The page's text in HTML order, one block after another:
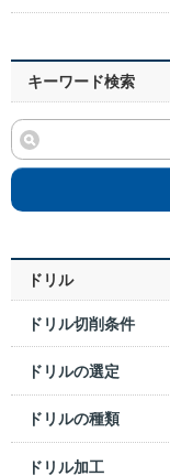
キーワード検索
ドリル
ドリル切削条件
ドリルの選定
ドリルの種類
ドリル加工